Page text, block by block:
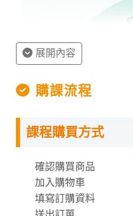
授課程內容
指定教材講義
課程需使用「電腦」
課程有時數限制，時
展開內容
購課流程
課程購買方式
確認購買商品
加入購物車
填寫訂購資料